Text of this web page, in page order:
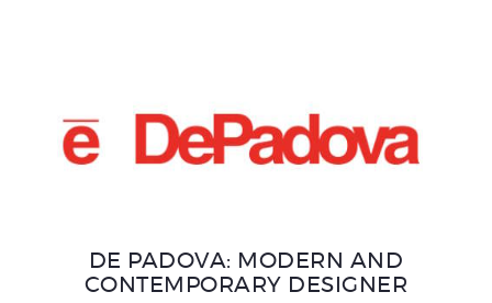
DE PADOVA: MODERN AND
CONTEMPORARY DESIGNER